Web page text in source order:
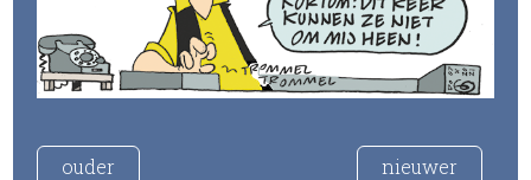
ouder nieuwer